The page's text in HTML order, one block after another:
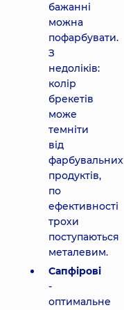
бажанні
можна
пофарбувати.
З
недоліків:
колір
брекетів
може
темніти
від
фарбувальних
продуктів,
по
ефективності
трохи
поступаються
металевим.
Сапфірові
-
оптимальне